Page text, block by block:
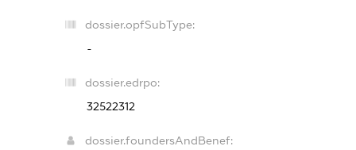
dossier.opfSubType:
-
dossier.edrpo:
32522312
dossier.foundersAndBenef: